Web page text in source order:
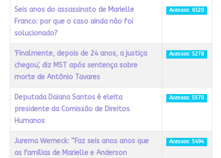
Seis anos do assassinato de Marielle
Franco: por que o caso ainda não foi
solucionado?
Acessos: 6120
'Finalmente, depois de 24 anos, a justiça
chegou', diz MST após sentença sobre
morte de Antônio Tavares
Acessos: 5278
Deputada Daiana Santos é eleita
presidente da Comissão de Direitos
Humanos
Acessos: 5570
Jurema Werneck: “Faz seis anos anos que
as famílias de Marielle e Anderson
Acessos: 5494